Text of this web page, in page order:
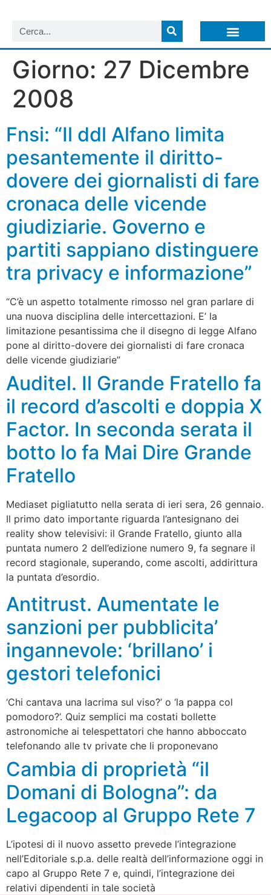
Giorno: 27 Dicembre
2008
Fnsi: “Il ddl Alfano limita
pesantemente il diritto-
dovere dei giornalisti di fare
cronaca delle vicende
giudiziarie. Governo e
partiti sappiano distinguere
tra privacy e informazione”
“C’è un aspetto totalmente rimosso nel gran parlare di
una nuova disciplina delle intercettazioni. E’ la
limitazione pesantissima che il disegno di legge Alfano
pone al diritto-dovere dei giornalisti di fare cronaca
delle vicende giudiziarie”
Auditel. Il Grande Fratello fa
il record d’ascolti e doppia X
Factor. In seconda serata il
botto lo fa Mai Dire Grande
Fratello
Mediaset pigliatutto nella serata di ieri sera, 26 gennaio.
Il primo dato importante riguarda l’antesignano dei
reality show televisivi: il Grande Fratello, giunto alla
puntata numero 2 dell’edizione numero 9, fa segnare il
record stagionale, superando, come ascolti, addirittura
la puntata d’esordio.
Antitrust. Aumentate le
sanzioni per pubblicita’
ingannevole: ‘brillano’ i
gestori telefonici
‘Chi cantava una lacrima sul viso?’ o ‘la pappa col
pomodoro?’. Quiz semplici ma costati bollette
astronomiche ai telespettatori che hanno abboccato
telefonando alle tv private che li proponevano
Cambia di proprietà “il
Domani di Bologna”: da
Legacoop al Gruppo Rete 7
L’ipotesi di il nuovo assetto prevede l’integrazione
nell’Editoriale s.p.a. delle realtà dell’informazione oggi in
capo al Gruppo Rete 7 e, quindi, l’integrazione dei
relativi dipendenti in tale società